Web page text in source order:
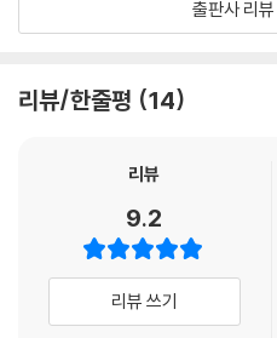
제62괘 소과(小過)
제64괘 미제(未濟)
의역동원(醫易同源)
오행귀속도(五行歸屬圖)
오운육기(五運六氣)와 양생(養生)
오운육기의 원리
‘천부?세회?태을천부’설
장상학설(藏象學說)
선천팔괘는 천지(天地: 하늘과 땅),
천둥과 바람), 수화(水火: 물과 불)
다.
‘하도’의 수는 1에서 10까지로 생(
한다. ‘낙서’의 수는 1에서 9까지로
함되어 있지 않지만 중앙의 5가 하늘
네 개의 꼭지점은 서로 대응하여 10
독자들이라도 흥미롭게 접근할 수
이미 중국, 일본, 대만 등지에서 간행
한의학의 원류를 찾아서…
출판사 리
리뷰/한줄평 14
리뷰
9.2
리뷰 쓰기